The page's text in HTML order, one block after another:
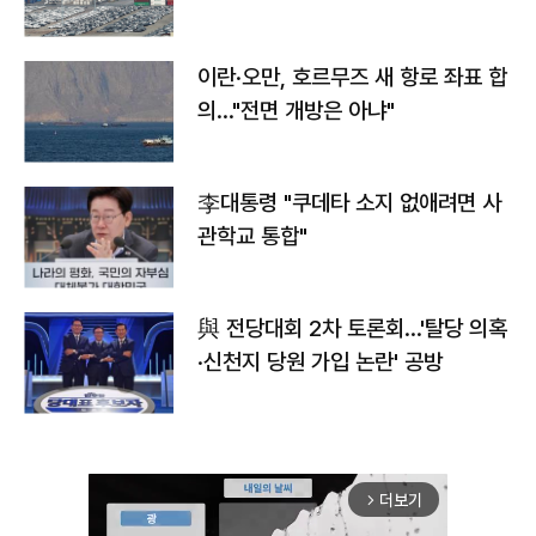
이란·오만, 호르무즈 새 항로 좌표 합
의…"전면 개방은 아냐"
李대통령 "쿠데타 소지 없애려면 사
관학교 통합"
與 전당대회 2차 토론회…'탈당 의혹
·신천지 당원 가입 논란' 공방
arrow_forward_ios 더보기